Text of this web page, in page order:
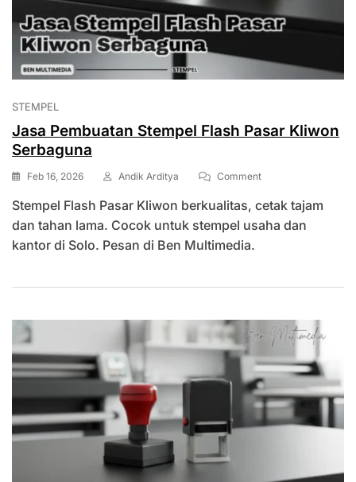
STEMPEL
Jasa Pembuatan Stempel Flash Pasar Kliwon
Serbaguna
Feb 16, 2026 Andik Arditya CommentOn
Pembuatan
Stempel
Stempel Flash Pasar Kliwon berkualitas, cetak tajam
dan tahan lama. Cocok untuk stempel usaha dan
kantor di Solo. Pesan di Ben Multimedia.